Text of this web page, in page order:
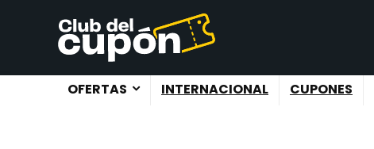
OFERTAS INTERNACIONAL CUPONES